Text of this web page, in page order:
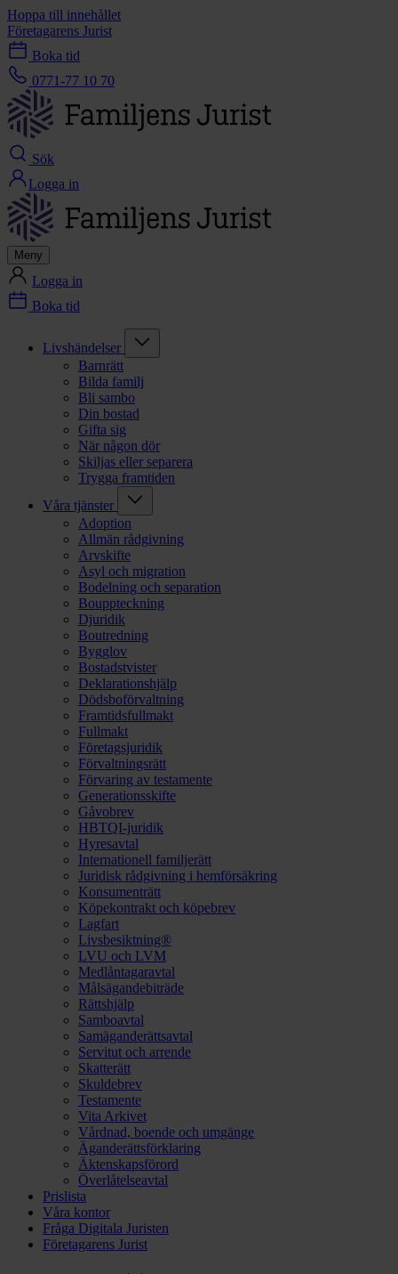
Hoppa till innehållet
Företagarens Jurist
Boka tid
0771-77 10 70
Sök
Logga in
Meny
Logga in
Boka tid
Livshändelser
Barnrätt
Bilda familj
Bli sambo
Din bostad
Gifta sig
När någon dör
Skiljas eller separera
Trygga framtiden
Våra tjänster
Adoption
Allmän rådgivning
Arvskifte
Asyl och migration
Bodelning och separation
Bouppteckning
Djuridik
Boutredning
Bygglov
Bostadstvister
Deklarationshjälp
Dödsboförvaltning
Framtidsfullmakt
Fullmakt
Företagsjuridik
Förvaltningsrätt
Förvaring av testamente
Generationsskifte
Gåvobrev
HBTQI-juridik
Hyresavtal
Internationell familjerätt
Juridisk rådgivning i hemförsäkring
Konsumenträtt
Köpekontrakt och köpebrev
Lagfart
Livsbesiktning®
LVU och LVM
Medlåntagaravtal
Målsägandebiträde
Rättshjälp
Samboavtal
Samäganderättsavtal
Servitut och arrende
Skatterätt
Skuldebrev
Testamente
Vita Arkivet
Vårdnad, boende och umgänge
Äganderättsförklaring
Äktenskapsförord
Överlåtelseavtal
Prislista
Våra kontor
Fråga Digitala Juristen
Företagarens Jurist